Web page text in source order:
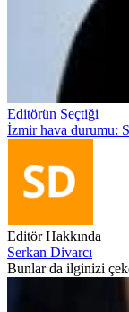
Editörün Seçtiği
İzmir hava durumu:
Editör Hakkında
Serkan Divarcı
Bunlar da ilginizi